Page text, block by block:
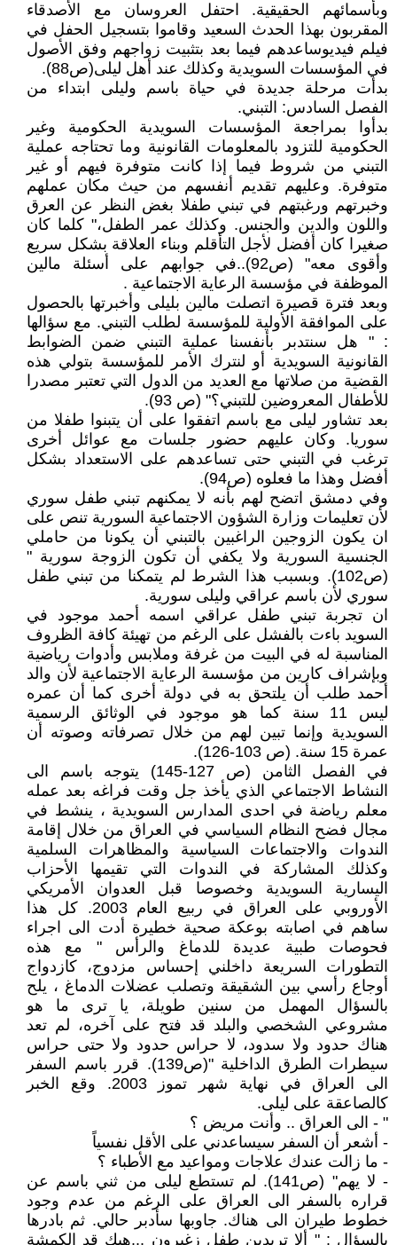
وبأسمائهم الحقيقية. احتفل العروسان مع الأصدقاء
المقربون بهذا الحدث السعيد وقاموا بتسجيل الحفل في
فيلم فيديوساعدهم فيما بعد بتثبيت زواجهم وفق الأصول
في المؤسسات السويدية وكذلك عند أهل ليلى(ص88).
بدأت مرحلة جديدة في حياة باسم وليلى ابتداء من
الفصل السادس: التبني.
بدأوا بمراجعة المؤسسات السويدية الحكومية وغير
الحكومية للتزود بالمعلومات القانونية وما تحتاجه عملية
التبني من شروط فيما إذا كانت متوفرة فيهم أو غير
متوفرة. وعليهم تقديم أنفسهم من حيث مكان عملهم
وخبرتهم ورغبتهم في تبني طفلا بغض النظر عن العرق
واللون والدين والجنس. وكذلك عمر الطفل،" كلما كان
صغيرا كان أفضل لأجل التأقلم وبناء العلاقة بشكل سريع
وأقوى معه" (ص92)..في جوابهم على أسئلة مالين
الموظفة في مؤسسة الرعاية الاجتماعية .
وبعد فترة قصيرة اتصلت مالين بليلى وأخبرتها بالحصول
على الموافقة الأولية للمؤسسة لطلب التبني. مع سؤالها
: " هل سنتدبر بأنفسنا عملية التبني ضمن الضوابط
القانونية السويدية أو لنترك الأمر للمؤسسة بتولي هذه
القضية من صلاتها مع العديد من الدول التي تعتبر مصدرا
للأطفال المعروضين للتبني؟" (ص 93).
بعد تشاور ليلى مع باسم اتفقوا على أن يتبنوا طفلا من
سوريا. وكان عليهم حضور جلسات مع عوائل أخرى
ترغب في التبني حتى تساعدهم على الاستعداد بشكل
أفضل وهذا ما فعلوه (ص94).
وفي دمشق اتضح لهم بأنه لا يمكنهم تبني طفل سوري
لأن تعليمات وزارة الشؤون الاجتماعية السورية تنص على
ان يكون الزوجين الراغبين بالتبني أن يكونا من حاملي
الجنسية السورية ولا يكفي أن تكون الزوجة سورية "
(ص102). وبسبب هذا الشرط لم يتمكنا من تبني طفل
سوري لأن باسم عراقي وليلى سورية.
ان تجربة تبني طفل عراقي اسمه أحمد موجود في
السويد باءت بالفشل على الرغم من تهيئة كافة الظروف
المناسبة له في البيت من غرفة وملابس وأدوات رياضية
وبإشراف كارين من مؤسسة الرعاية الاجتماعية لأن والد
أحمد طلب أن يلتحق به في دولة أخرى كما أن عمره
ليس 11 سنة كما هو موجود في الوثائق الرسمية
السويدية وإنما تبين لهم من خلال تصرفاته وصوته أن
عمرة 15 سنة. (ص 103-126).
في الفصل الثامن (ص 127-145) يتوجه باسم الى
النشاط الاجتماعي الذي يأخذ جل وقت فراغه بعد عمله
معلم رياضة في احدى المدارس السويدية ، ينشط في
مجال فضح النظام السياسي في العراق من خلال إقامة
الندوات والاجتماعات السياسية والمظاهرات السلمية
وكذلك المشاركة في الندوات التي تقيمها الأحزاب
اليسارية السويدية وخصوصا قبل العدوان الأمريكي
الأوروبي على العراق في ربيع العام 2003. كل هذا
ساهم في اصابته بوعكة صحية خطيرة أدت الى اجراء
فحوصات طبية عديدة للدماغ والرأس " مع هذه
التطورات السريعة داخلني إحساس مزدوج، كازدواج
أوجاع رأسي بين الشقيقة وتصلب عضلات الدماغ ، يلح
بالسؤال المهمل من سنين طويلة، يا ترى ما هو
مشروعي الشخصي والبلد قد فتح على آخره، لم تعد
هناك حدود ولا سدود، لا حراس حدود ولا حتى حراس
سيطرات الطرق الداخلية "(ص139). قرر باسم السفر
الى العراق في نهاية شهر تموز 2003. وقع الخبر
كالصاعقة على ليلى.
" - الى العراق .. وأنت مريض ؟
- أشعر أن السفر سيساعدني على الأقل نفسياً
- ما زالت عندك علاجات ومواعيد مع الأطباء ؟
- لا يهم" (ص141). لم تستطع ليلى من ثني باسم عن
قراره بالسفر الى العراق على الرغم من عدم وجود
خطوط طيران الى هناك. جاوبها سأدبر حالي. ثم بادرها
بالسؤال : " ألا تريدين طفل زغيرون ...هيك قد الكمشة